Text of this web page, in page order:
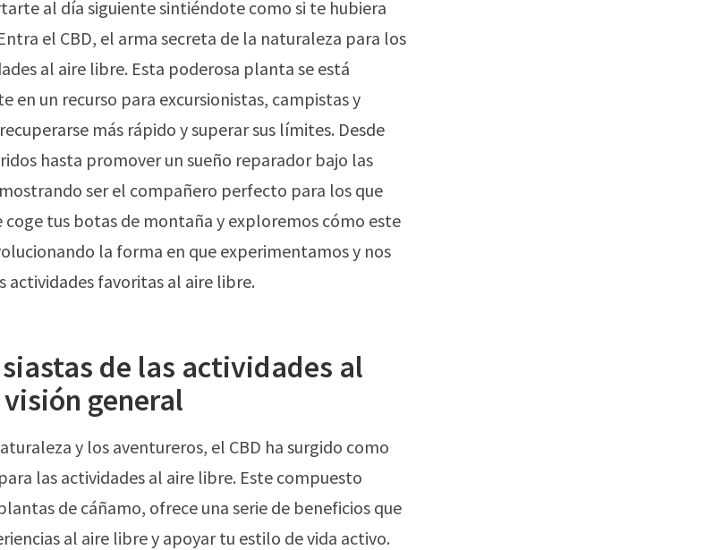
al día siguiente sintiéndote como si te hubiera
el CBD, el arma secreta de la naturaleza para los
al aire libre. Esta poderosa planta se está
en un recurso para excursionistas, campistas y
más rápido y superar sus límites. Desde
hasta promover un sueño reparador bajo las
ser el compañero perfecto para los que
coge tus botas de montaña y exploremos cómo este
la forma en que experimentamos y nos
actividades favoritas al aire libre.
de las actividades al
general
y los aventureros, el CBD ha surgido como
las actividades al aire libre. Este compuesto
de cáñamo, ofrece una serie de beneficios que
al aire libre y apoyar tu estilo de vida activo.